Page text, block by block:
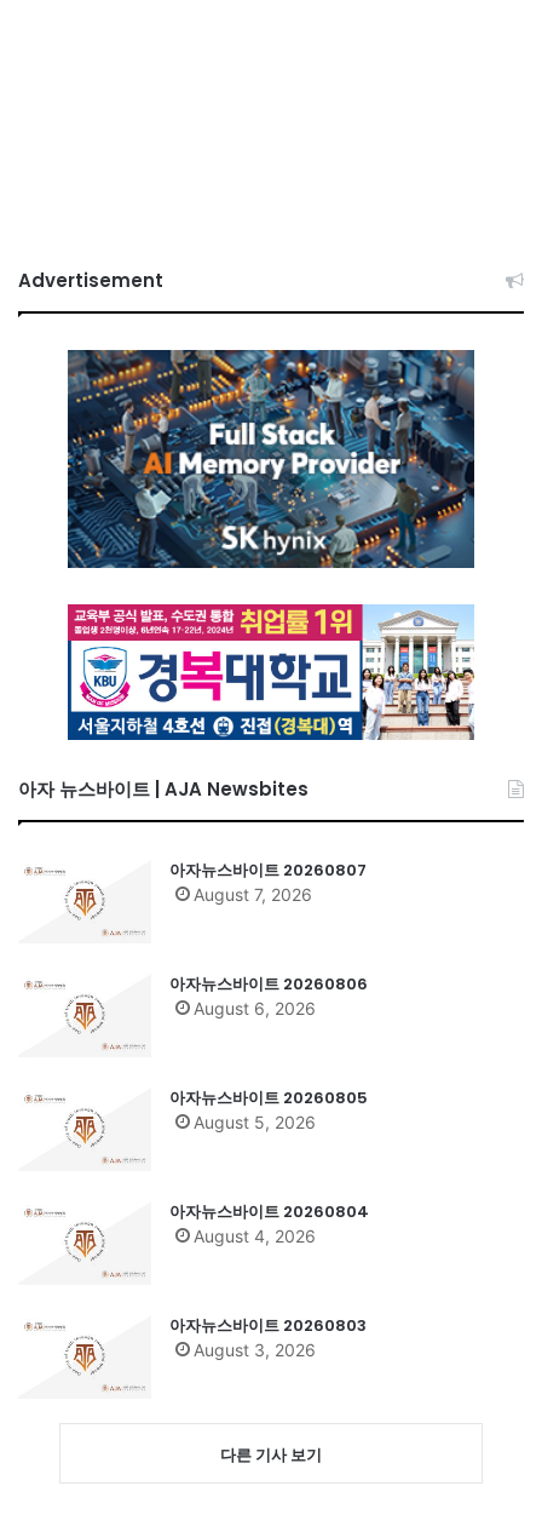
Advertisement
아자 뉴스바이트 | AJA Newsbites
아자뉴스바이트 20260807
August 7, 2026
아자뉴스바이트 20260806
August 6, 2026
아자뉴스바이트 20260805
August 5, 2026
아자뉴스바이트 20260804
August 4, 2026
아자뉴스바이트 20260803
August 3, 2026
다른 기사 보기